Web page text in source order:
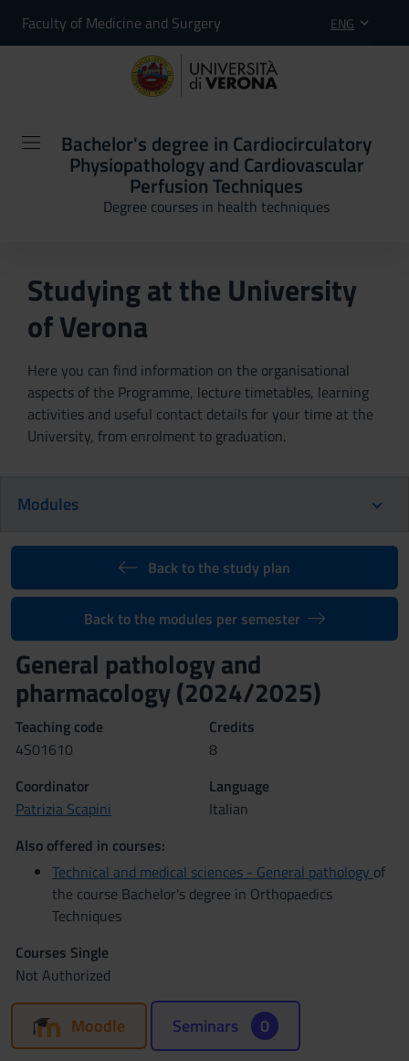
Faculty of Medicine and Surgery ENG
Bachelor's degree in Cardiocirculatory
Physiopathology and Cardiovascular
Perfusion Techniques
Degree courses in health techniques
Studying at the University
of Verona
Here you can find information on the organisational
aspects of the Programme, lecture timetables, learning
activities and useful contact details for your time at the
University, from enrolment to graduation.
Modules
Back to the study plan
Back to the modules per semester
General pathology and
pharmacology (2024/2025)
Teaching code
4S01610
Credits
8
Coordinator
Patrizia Scapini
Language
Italian
Also offered in courses:
Technical and medical sciences - General pathology of
the course Bachelor's degree in Orthopaedics
Techniques
Courses Single
Not Authorized
Moodle Seminars 0